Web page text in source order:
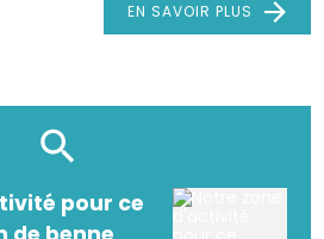
EN SAVOIR PLUS
pour ce